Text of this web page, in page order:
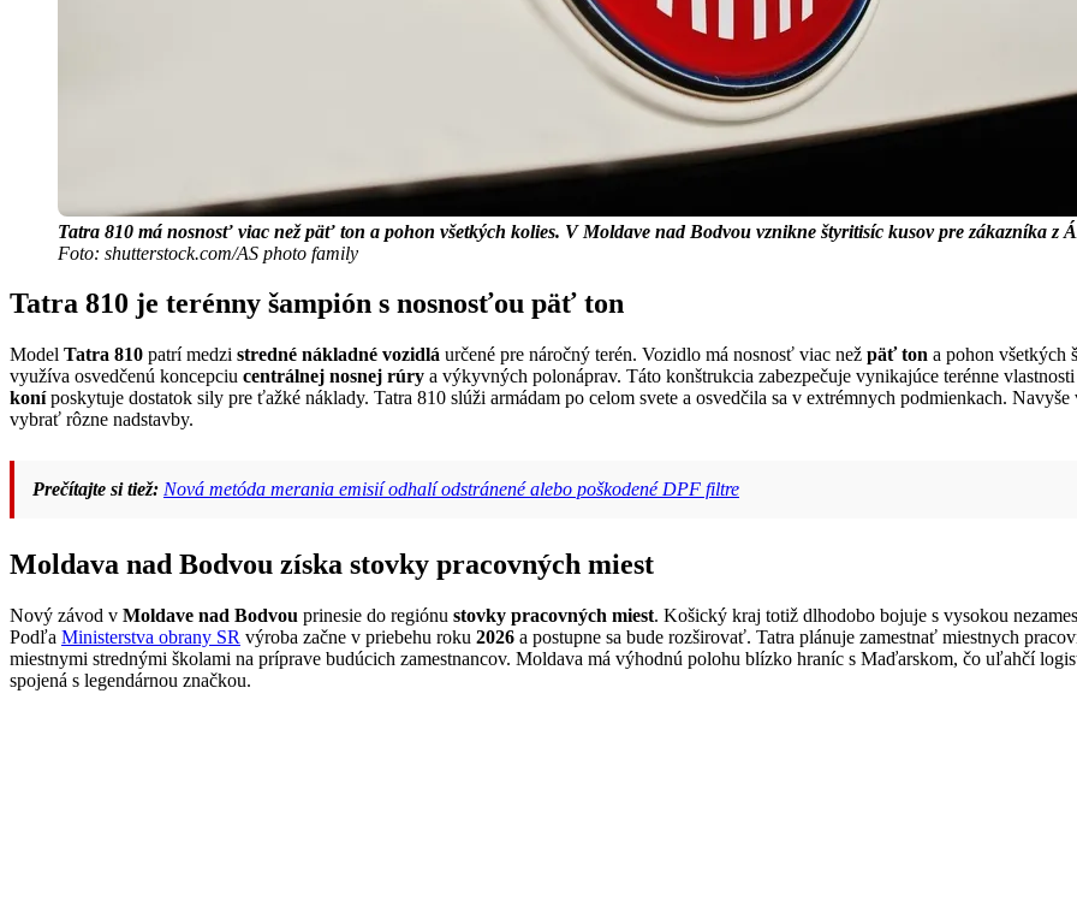
Tatra 810 má nosnosť viac než päť ton a pohon všetkých kolies. V Moldave nad Bodvou vznikne štyritisíc kusov pre zákazníka z
Foto: shutterstock.com/AS photo family
Tatra 810 je terénny šampión s nosnosťou päť ton
Model Tatra 810 patrí medzi stredné nákladné vozidlá určené pre náročný terén. Vozidlo má nosnosť viac než päť ton a pohon všetkých
využíva osvedčenú koncepciu centrálnej nosnej rúry a výkyvných polonáprav. Táto konštrukcia zabezpečuje vynikajúce terénne
koníposkytuje dostatok sily pre ťažké náklady. Tatra 810 slúži armádam po celom svete a osvedčila sa v extrémnych podmienkach.
vybrať rôzne nadstavby.
Prečítajte si tiež: Nová metóda merania emisií odhalí odstránené alebo poškodené DPF filtre
Moldava nad Bodvou získa stovky pracovných miest
Nový závod v Moldave nad Bodvou prinesie do regiónu stovky pracovných miest. Košický kraj totiž dlhodobo bojuje s vysokou
Podľa Ministerstva obrany SR výroba začne v priebehu roku 2026 a postupne sa bude rozširovať. Tatra plánuje zamestnať miestnych
miestnymi strednými školami na príprave budúcich zamestnancov. Moldava má výhodnú polohu blízko hraníc s Maďarskom, čo uľahčí
spojená s legendárnou značkou.